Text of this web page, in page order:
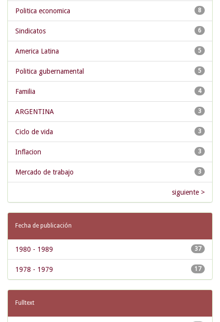
8
Politica economica
6
Sindicatos
5
America Latina
5
Politica gubernamental
4
Familia
3
ARGENTINA
3
Ciclo de vida
3
Inflacion
3
Mercado de trabajo
siguiente >
Fecha de publicación
37
1980 - 1989
17
1978 - 1979
Fulltext